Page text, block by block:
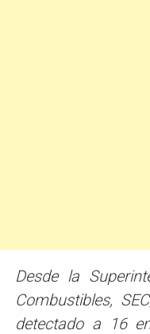
Desde la
Combustibles,
detectado a 16